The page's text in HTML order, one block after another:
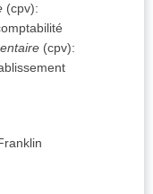
(cpv):
(cpv):